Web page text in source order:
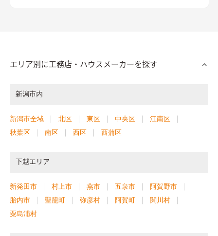
エリア別に工務店・ハウスメーカーを探す
新潟市内
新潟市全域 北区 東区 中央区
江南区
秋葉区
南区 西区 西蒲区
下越エリア
新発田市 村上市 燕市 五泉市
阿賀野市
胎内市
聖籠町 弥彦村 阿賀町
関川村
粟島浦村